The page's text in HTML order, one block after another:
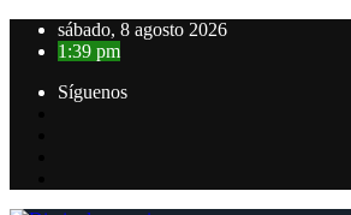
Saltar
sábado, 8 agosto 2026
1:39 pm
Síguenos